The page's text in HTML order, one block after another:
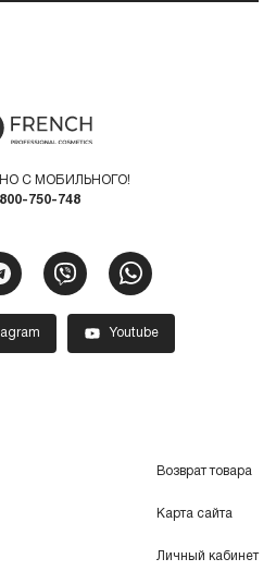
С МОБИЛЬНОГО!
750-748
Youtube
Возврат товара
Карта сайта
Личный кабинет